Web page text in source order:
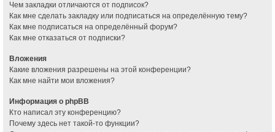
Чем закладки отличаются от подписок?
Как мне сделать закладку или подписаться на определённую тему?
Как мне подписаться на определённый форум?
Как мне отказаться от подписки?
Вложения
Какие вложения разрешены на этой конференции?
Как мне найти мои вложения?
Информация о phpBB
Кто написал эту конференцию?
Почему здесь нет такой-то функции?